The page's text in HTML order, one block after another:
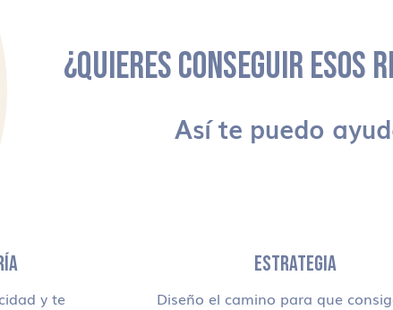
¿QUIERES CONSEGUIR ESOS
Así te puedo
y te
ESTRATEGIA
Diseño el camino para que